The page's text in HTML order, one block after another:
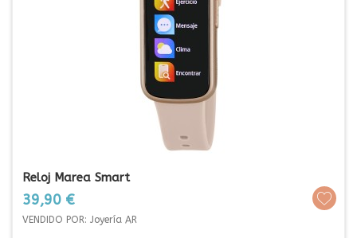
Reloj Marea Smart
Prezo
39,90 €
VENDIDO POR: Joyería AR